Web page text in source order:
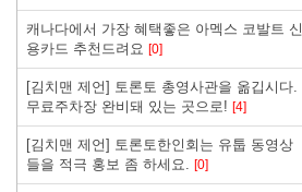
캐나다에서 가장 혜택좋은 아멕스 코발트 신
용카드 추천드려요 [0]
[김치맨 제언] 토론토 총영사관을 옮깁시다.
무료주차장 완비돼 있는 곳으로! ​ [4]
[김치맨 제언] 토론토한인회는 유툽 동영상
들을 적극 홍보 좀 하세요. ​ [0]